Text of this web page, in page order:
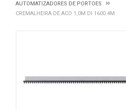
AUTOMATIZADORES DE PORTOES
CREMALHEIRA DE ACO 1,0M DI 1600 4M